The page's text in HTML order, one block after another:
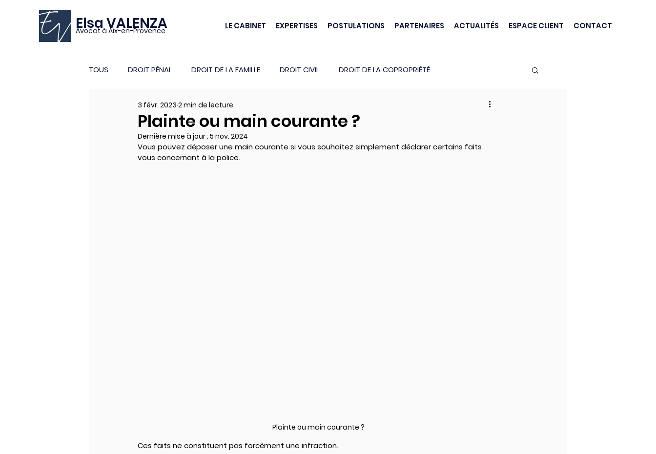
Elsa VALENZA
Avocat à Aix-en-Provence LE CABINET EXPERTISES POSTULATIONS PARTENAIRES ACTUALITÉS ESPACE CLIENT CONTACT
TOUS DROIT PÉNAL DROIT DE LA FAMILLE DROIT CIVIL DROIT DE LA COPROPRIÉTÉ
Plainte ou main courante ?
3 févr. 2023 2 min de lecture
Dernière mise à jour : 5 nov. 2024
Vous pouvez déposer une main courante si vous souhaitez simplement déclarer certains faits
vous concernant à la police.
Plainte ou main courante ?
Ces faits ne constituent pas forcément une infraction.